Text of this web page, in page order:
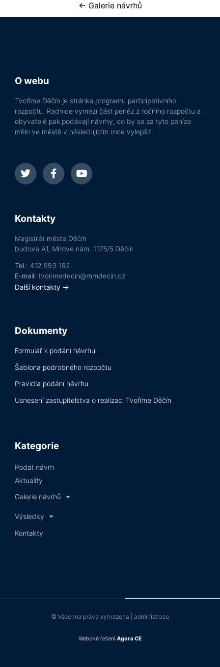
← Galerie návrhů
O webu
Tvoříme Děčín je stránka programu participativního
rozpočtu. Radnice vymezí část peněz z ročního rozpočtu a
obyvatelé pak podávají návrhy, co by se za tyto peníze
mělo ve městě v následujícím roce vylepšit.
Kontakty
Magistrát města Děčín
budova A1, Mírové nám. 1175/5 Děčín
Tel.: 412 593 162
E-mail: tvorimedecin@mmdecin.cz
Další kontakty →
Dokumenty
Formulář k podání návrhu
Šablona podrobného rozpočtu
Pravidla podání návrhu
Usnesení zastupitelstva o realizaci Tvoříme Děčín
Kategorie
Podat návrh
Aktuality
Galerie návrhů
Výsledky
Kontakty
© Všechna práva vyhrazena | administrace
Webové řešení Agora CE